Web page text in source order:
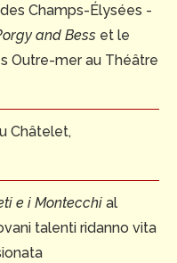
Champs-Élysées -
and Bess et le
Outre-mer au Théâtre
Châtelet,
e i Montecchi al
talenti ridanno vita